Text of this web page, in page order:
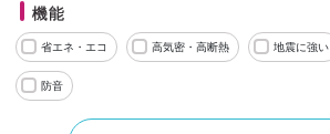
機能
省エネ・エコ 高気密・高断熱 地震に強い
防音